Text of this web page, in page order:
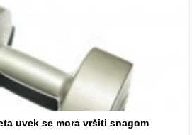
uvek se mora vršiti snagom